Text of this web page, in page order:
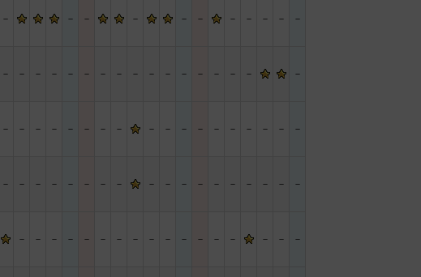
－ － － － － － － － － － －
－ － － － － － － － － － － － － － － － －
－ － － － － － － － － － － － － － － － － －
－ － － － － － － － － － － － － － － － － －
－ － － － － － － － － － － － － － － － －